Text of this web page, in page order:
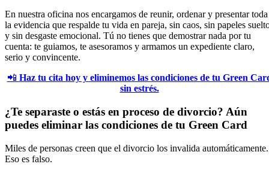
En nuestra oficina nos encargamos de reunir, ordenar y presentar toda
la evidencia que respalde tu vida en pareja, sin caos, sin papeles
y sin desgaste emocional. Tú no tienes que demostrar nada por tu
cuenta: te guiamos, te asesoramos y armamos un expediente claro,
serio y convincente.
📲 Haz tu cita hoy y eliminemos las condiciones de tu Green
sin estrés.
¿Te separaste o estás en proceso de divorcio? Aún
puedes eliminar las condiciones de tu Green Card
Miles de personas creen que el divorcio los invalida automáticamente.
Eso es falso.